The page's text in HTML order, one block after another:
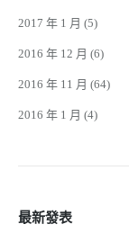
2017 年 1 月 (5)
2016 年 12 月 (6)
2016 年 11 月 (64)
2016 年 1 月 (4)
最新發表